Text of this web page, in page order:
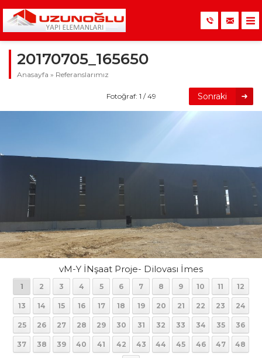
20170705_165650
Anasayfa » Referanslarımız
Fotoğraf: 1 / 49 Sonraki
vM-Y İNşaat Proje- Dilovası İmes
1 2 3 4 5 6 7 8 9 10 11 12
13 14 15 16 17 18 19 20 21 22 23 24
25 26 27 28 29 30 31 32 33 34 35 36
37 38 39 40 41 42 43 44 45 46 47 48